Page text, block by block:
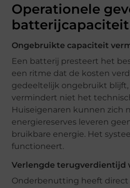
Operationele
batterijcapaciteit
Ongebruikte capaciteit
Een batterij presteert het
een ritme dat de kosten
gedeeltelijk ongebruikt blijft,
vermindert niet het
Huiseigenaren kunnen zich
energiereserves leveren
bruikbare energie. Het
functioneert.
Verlengde terugverdientijd
Onderbenutting heeft direct